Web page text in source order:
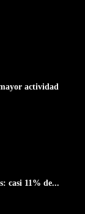
actividad
casi 11% de...